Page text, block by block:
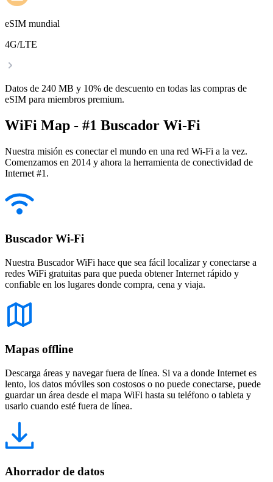
eSIM mundial
4G/LTE
Datos de 240 MB y 10% de descuento en todas las compras de
eSIM para miembros premium.
WiFi Map - #1 Buscador Wi-Fi
Nuestra misión es conectar el mundo en una red Wi-Fi a la vez.
Comenzamos en 2014 y ahora la herramienta de conectividad de
Internet #1.
Buscador Wi-Fi
Nuestra Buscador WiFi hace que sea fácil localizar y conectarse a
redes WiFi gratuitas para que pueda obtener Internet rápido y
confiable en los lugares donde compra, cena y viaja.
Mapas offline
Descarga áreas y navegar fuera de línea. Si va a donde Internet es
lento, los datos móviles son costosos o no puede conectarse, puede
guardar un área desde el mapa WiFi hasta su teléfono o tableta y
usarlo cuando esté fuera de línea.
Ahorrador de datos